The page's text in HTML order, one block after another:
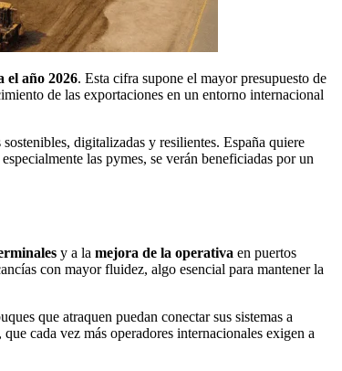
el año 2026. Esta cifra supone el mayor presupuesto de
de las exportaciones en un entorno internacional
digitalizadas y resilientes. España quiere
las pymes, se verán beneficiadas por un
y a la mejora de la operativa en puertos
con mayor fluidez, algo esencial para mantener la
que atraquen puedan conectar sus sistemas a
, que cada vez más operadores internacionales exigen a